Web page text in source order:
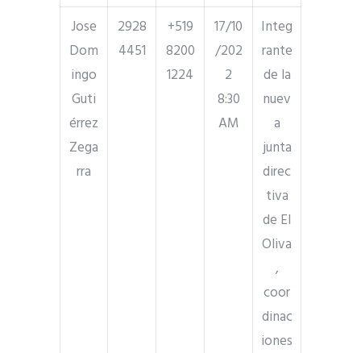
Jose
Dom
ingo
Guti
érrez
Zega
rra
2928
4451
+519
8200
1224
17/10
/202
2
8:30
AM
Integ
rante
de la
nuev
a
junta
direc
tiva
de El
Oliva
,
coor
dinac
iones